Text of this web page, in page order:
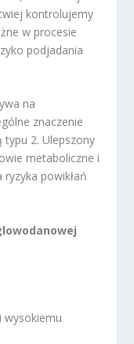
kontrolujemy
w procesie
podjadania
na
znaczenie
typu 2. Ulepszony
metaboliczne i
powikłań
wysokiemu